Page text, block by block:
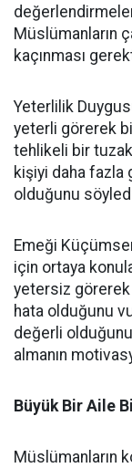
Müslümanların
kaçınması
Yeterlilik
yeterli görerek
tehlikeli bir
kişiyi daha fazla
olduğunu
Emeği
için ortaya
yetersiz
hata olduğunu
değerli
almanın
Büyük Bir Aile
Müslümanların